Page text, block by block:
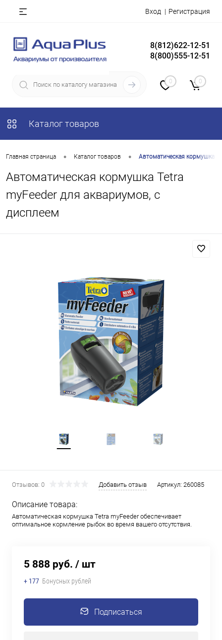
Вход Регистрация
8(812)622-12-51
8(800)555-12-51
0 0
Каталог товаров
Главная страница • Каталог товаров • Автоматическая кормушка
Автоматическая кормушка Tetra
myFeeder для аквариумов, с
дисплеем
Отзывов: 0 Добавить отзыв Артикул: 260085
Описание товара:
Автоматическая кормушка Tetra myFeeder обеспечивает
оптимальное кормление рыбок во время вашего отсутствия.
5 888 руб. / шт
+ 177 Бонусных рублей
Подписаться